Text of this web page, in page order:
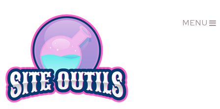
MENU